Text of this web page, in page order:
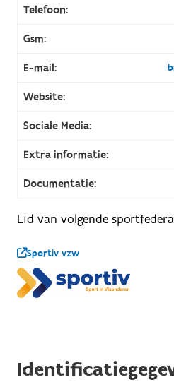
Telefoon:
Gsm:
E-mail:
Website:
Sociale Media:
Extra informatie:
Documentatie:
Lid van volgende
Sportiv vzw